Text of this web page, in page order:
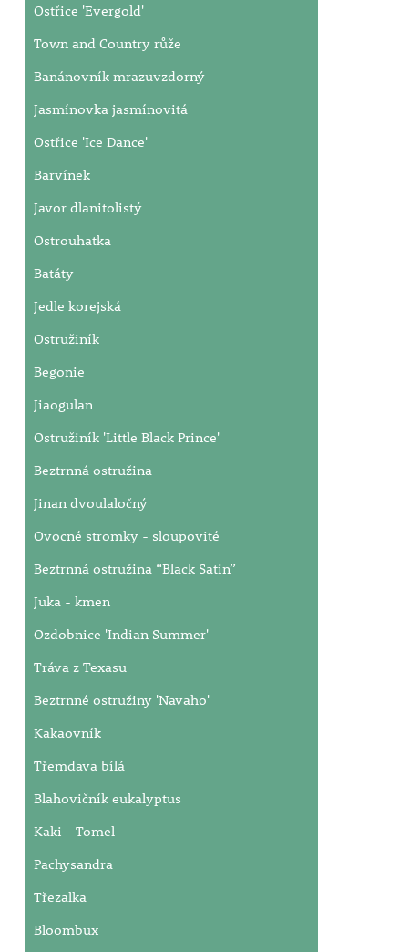
Ostřice 'Evergold'
Town and Country růže
Banánovník mrazuvzdorný
Jasmínovka jasmínovitá
Ostřice 'Ice Dance'
Barvínek
Javor dlanitolistý
Ostrouhatka
Batáty
Jedle korejská
Ostružiník
Begonie
Jiaogulan
Ostružiník 'Little Black Prince'
Beztrnná ostružina
Jinan dvoulaločný
Ovocné stromky - sloupovité
Beztrnná ostružina “Black Satin”
Juka - kmen
Ozdobnice 'Indian Summer'
Tráva z Texasu
Beztrnné ostružiny 'Navaho'
Kakaovník
Třemdava bílá
Blahovičník eukalyptus
Kaki - Tomel
Pachysandra
Třezalka
Bloombux